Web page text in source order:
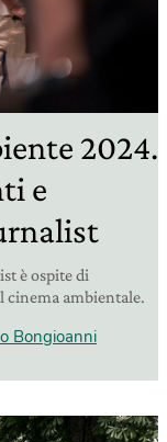
2024.
e
è ospite di
cinema ambientale.
Bongioanni